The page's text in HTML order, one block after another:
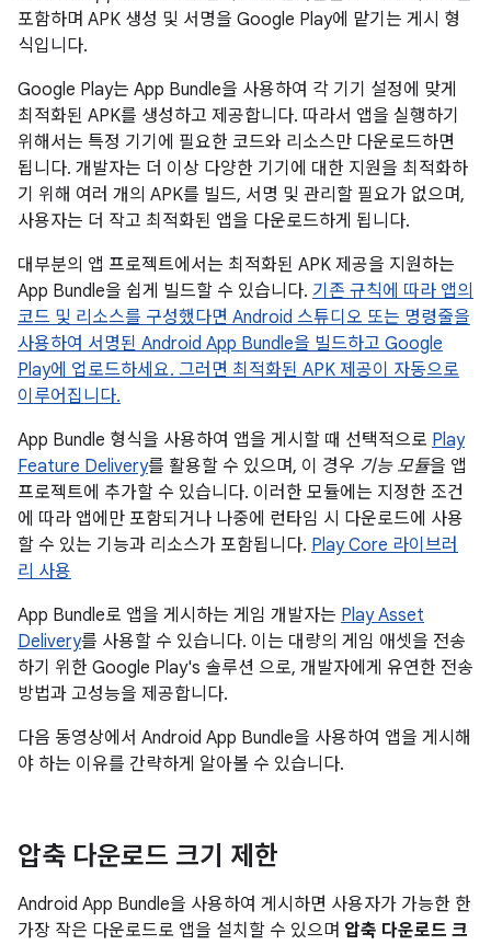
포함하며 APK 생성 및 서명을 Google Play에 맡기는 게시 형
식입니다.
Google Play는 App Bundle을 사용하여 각 기기 설정에 맞게
최적화된 APK를 생성하고 제공합니다. 따라서 앱을 실행하기
위해서는 특정 기기에 필요한 코드와 리소스만 다운로드하면
됩니다. 개발자는 더 이상 다양한 기기에 대한 지원을 최적화하
기 위해 여러 개의 APK를 빌드, 서명 및 관리할 필요가 없으며,
사용자는 더 작고 최적화된 앱을 다운로드하게 됩니다.
대부분의 앱 프로젝트에서는 최적화된 APK 제공을 지원하는
App Bundle을 쉽게 빌드할 수 있습니다. 기존 규칙에 따라 앱의
코드 및 리소스를 구성했다면 Android 스튜디오 또는 명령줄을
사용하여 서명된 Android App Bundle을 빌드하고 Google
Play에 업로드하세요. 그러면 최적화된 APK 제공이 자동으로
이루어집니다.
App Bundle 형식을 사용하여 앱을 게시할 때 선택적으로 Play
Feature Delivery를 활용할 수 있으며, 이 경우 기능 모듈을 앱
프로젝트에 추가할 수 있습니다. 이러한 모듈에는 지정한 조건
에 따라 앱에만 포함되거나 나중에 런타임 시 다운로드에 사용
할 수 있는 기능과 리소스가 포함됩니다. Play Core 라이브러
리 사용
App Bundle로 앱을 게시하는 게임 개발자는 Play Asset
Delivery를 사용할 수 있습니다. 이는 대량의 게임 애셋을 전송
하기 위한 Google Play's 솔루션 으로, 개발자에게 유연한 전송
방법과 고성능을 제공합니다.
다음 동영상에서 Android App Bundle을 사용하여 앱을 게시해
야 하는 이유를 간략하게 알아볼 수 있습니다.
압축 다운로드 크기 제한
Android App Bundle을 사용하여 게시하면 사용자가 가능한 한
가장 작은 다운로드로 앱을 설치할 수 있으며 압축 다운로드 크